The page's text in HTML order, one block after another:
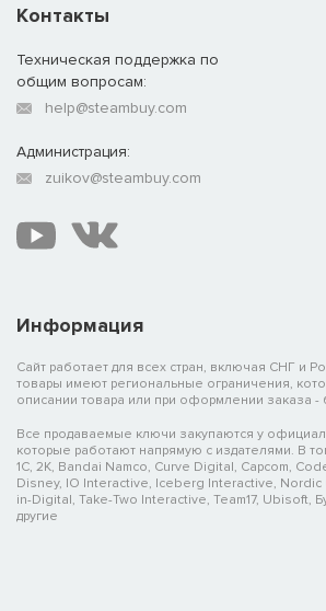
Информация
Сайт работает для всех стран, включая СНГ и
товары имеют региональные ограничения,
описании товара или при оформлении заказа -
Все продаваемые ключи закупаются у
которые работают напрямую с издателями. В
1C, 2K, Bandai Namco, Curve Digital, Capcom,
Disney, IO Interactive, Iceberg Interactive, Nordic
in-Digital, Take-Two Interactive, Team17, Ubisoft,
другие
Контакты
Техническая поддержка по
общим вопросам:
help@steambuy.com
Администрация:
zuikov@steambuy.com